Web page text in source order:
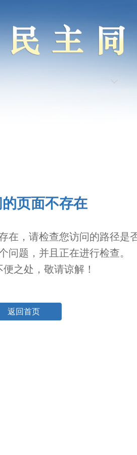
页面不存在
在，请检查您访问的路径是
问题，并且正在进行检查。
之处，敬请谅解！
返回首页